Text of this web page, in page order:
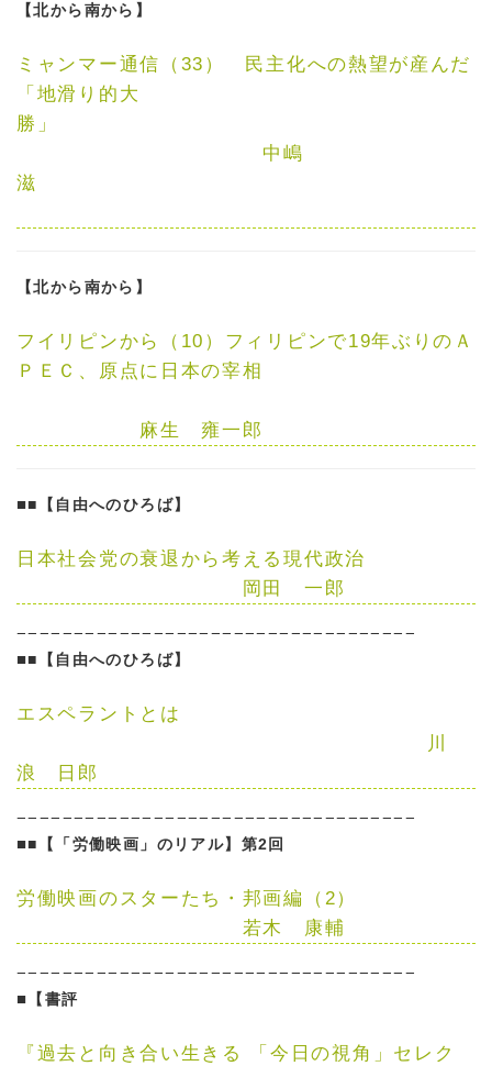
【北から南から】
ミャンマー通信（33）
民主化への熱望が産んだ
「地滑り的大
勝」
中嶋
滋
【北から南から】
フイリピンから（10） フィリピンで19年ぶりのＡ
ＰＥＣ、原点に日本の宰相
麻生 雍一郎
■■【自由へのひろば】
日本社会党の衰退から考える現代政治
岡田 一郎
−−−−−−−−−−−−−−−−−−−−−−−−−−−−−−−−−−−
■■【自由へのひろば】
エスペラントとは
川
浪 日郎
−−−−−−−−−−−−−−−−−−−−−−−−−−−−−−−−−−−
■■【「労働映画」のリアル】第2回
労働映画のスターたち・邦画編（2）
若木 康輔
−−−−−−−−−−−−−−−−−−−−−−−−−−−−−−−−−−−
■ 【書評
『過去と向き合い生きる 「今日の視角」セレク